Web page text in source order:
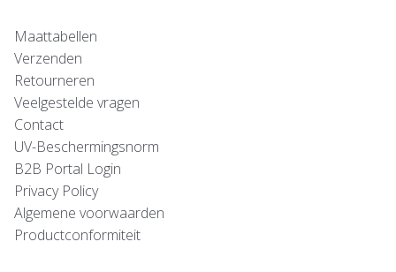
Maattabellen
Verzenden
Retourneren
Veelgestelde vragen
Contact
UV-Beschermingsnorm
B2B Portal Login
Privacy Policy
Algemene voorwaarden
Productconformiteit